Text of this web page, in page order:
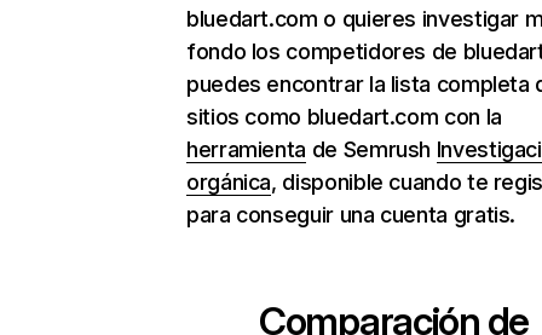
bluedart.com o quieres investigar
fondo los competidores de
puedes encontrar la lista completa
sitios como bluedart.com con la
herramienta de Semrush
orgánica, disponible cuando te
para conseguir una cuenta gratis.
Comparación de